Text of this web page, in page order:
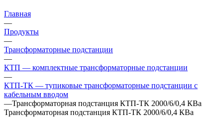
Главная
—
Продукты
—
Трансформаторные подстанции
—
КТП — комплектные трансформаторные подстанции
—
КТП-ТК — тупиковые трансформаторные подстанции с
кабельным вводом
—Трансформаторная подстанция КТП-ТК 2000/6/0,4 КВа
Трансформаторная подстанция КТП-ТК 2000/6/0,4 КВа